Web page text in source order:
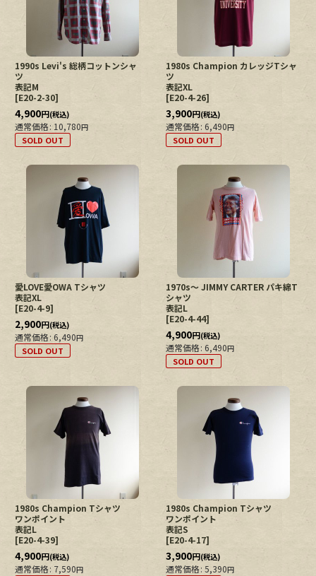
1990s Levi's 総柄コットンシャ
ツ
表記M
[E20-2-30]
4,900円(税込)
通常価格: 10,780円
SOLD OUT
1980s Champion カレッジTシャ
ツ
表記XL
[E20-4-26]
3,900円(税込)
通常価格: 6,490円
SOLD OUT
愛LOVE愛OWA Tシャツ
表記XL
[E20-4-9]
2,900円(税込)
通常価格: 6,490円
SOLD OUT
1970s〜 JIMMY CARTER パキ綿T
シャツ
表記L
[E20-4-44]
4,900円(税込)
通常価格: 6,490円
SOLD OUT
1980s Champion Tシャツ
ワンポイント
表記L
[E20-4-39]
4,900円(税込)
通常価格: 7,590円
1980s Champion Tシャツ
ワンポイント
表記S
[E20-4-17]
3,900円(税込)
通常価格: 5,390円